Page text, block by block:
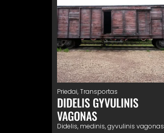
Priedai,Transportas
DIDELIS GYVULINIS
VAGONAS
Didelis, medinis, gyvulinis vagonas